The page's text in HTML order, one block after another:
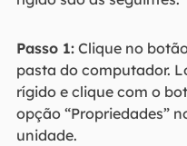
Passo 1:Clique no
pasta do computador.
rígido e clique com o
opção “Propriedades”
unidade.